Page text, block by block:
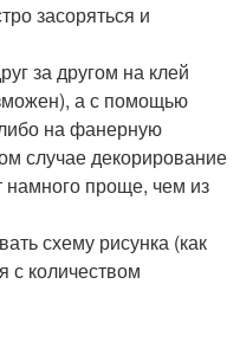
засоряться и
за другом на клей
а с помощью
на фанерную
случае декорирование
намного проще, чем из
схему рисунка (как
с количеством